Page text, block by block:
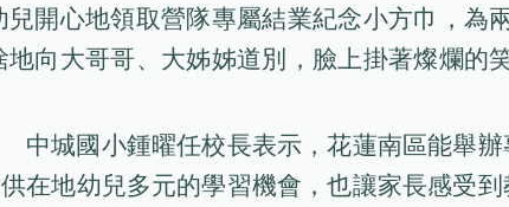
開心地領取營隊專屬結業紀念小方巾，為
向大哥哥、大姊姊道別，臉上掛著燦爛的
中城國小鍾曜任校長表示，花蓮南區能舉
供在地幼兒多元的學習機會，也讓家長感受